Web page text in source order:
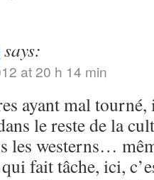
says:
at 20 h 14 min
ayant mal
le reste de la
les westerns…
fait tâche, ici,